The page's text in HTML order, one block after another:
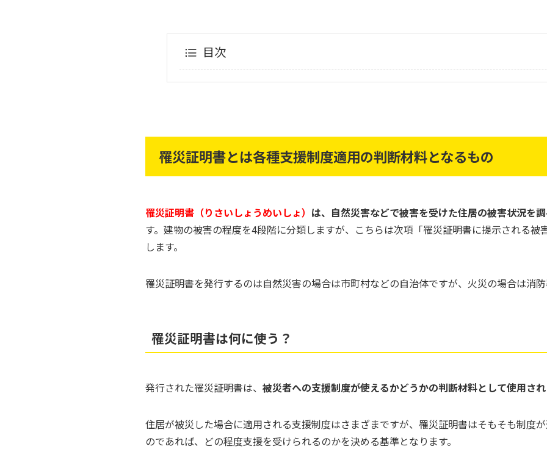
目次
罹災証明書とは各種支援制度適用の判断材料となるもの
罹災証明書（りさいしょうめいしょ） は、自然災害などで被害を受けた住居の被害状況を
す。建物の被害の程度を4段階に分類しますが、こちらは次項「罹災証明書に提示される被
します。
罹災証明書を発行するのは自然災害の場合は市町村などの自治体ですが、火災の場合は消防
罹災証明書は何に使う？
発行された罹災証明書は、 被災者への支援制度が使えるかどうかの判断材料として使用され
住居が被災した場合に適用される支援制度はさまざまですが、罹災証明書はそもそも制度
のであれば、どの程度支援を受けられるのかを決める基準となります。